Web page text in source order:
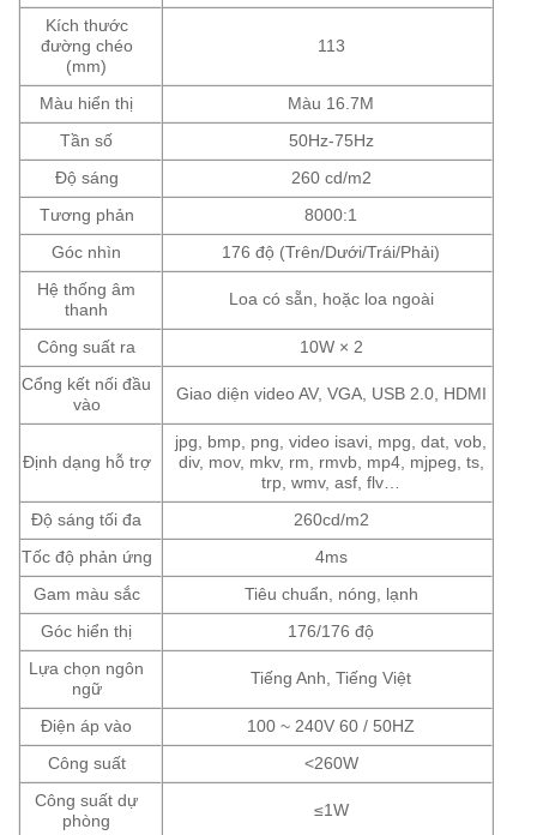
Kích thước
đường chéo
(mm)
113
Màu hiển thị Màu 16.7M
Tần số 50Hz-75Hz
Độ sáng 260 cd/m2
Tương phản 8000:1
Góc nhìn 176 độ (Trên/Dưới/Trái/Phải)
Hệ thống âm
thanh
Loa có sẵn, hoặc loa ngoài
Công suất ra 10W × 2
Cổng kết nối đầu
vào
Giao diện video AV, VGA, USB 2.0, HDMI
Định dạng hỗ trợ
jpg, bmp, png, video isavi, mpg, dat, vob,
div, mov, mkv, rm, rmvb, mp4, mjpeg, ts,
trp, wmv, asf, flv…
Độ sáng tối đa 260cd/m2
Tốc độ phản ứng 4ms
Gam màu sắc Tiêu chuẩn, nóng, lạnh
Góc hiển thị 176/176 độ
Lựa chọn ngôn
ngữ
Tiếng Anh, Tiếng Việt
Điện áp vào 100 ~ 240V 60 / 50HZ
Công suất <260W
Công suất dự
phòng
≤1W